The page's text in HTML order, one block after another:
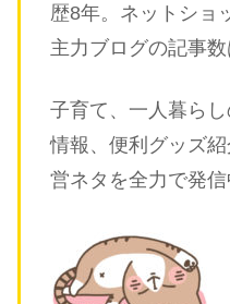
歴8年。ネットショ
主力ブログの記事数
子育て、一人暮ら
情報、便利グッズ
営ネタを全力で発信